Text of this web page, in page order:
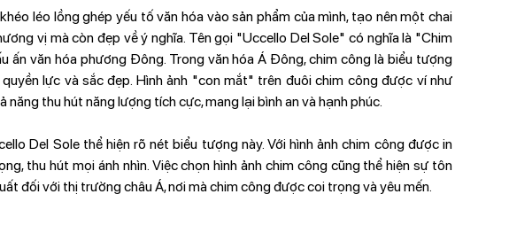
léo lồng ghép yếu tố văn hóa vào sản phẩm của mình, tạo nên một chai
vị mà còn đẹp về ý nghĩa. Tên gọi "Uccello Del Sole" có nghĩa là "Chim
ấn văn hóa phương Đông. Trong văn hóa Á Đông, chim công là biểu tượng
lực và sắc đẹp. Hình ảnh "con mắt" trên đuôi chim công được ví như
thu hút năng lượng tích cực, mang lại bình an và hạnh phúc.
Del Sole thể hiện rõ nét biểu tượng này. Với hình ảnh chim công được in
thu hút mọi ánh nhìn. Việc chọn hình ảnh chim công cũng thể hiện sự tôn
đối với thị trường châu Á, nơi mà chim công được coi trọng và yêu mến.